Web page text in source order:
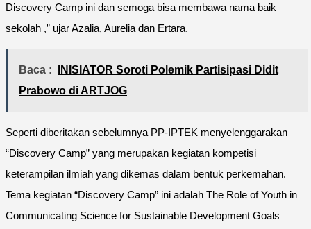
Discovery Camp ini dan semoga bisa membawa nama baik
sekolah ,” ujar Azalia, Aurelia dan Ertara.
Baca :
INISIATOR Soroti Polemik Partisipasi Didit
Prabowo di ARTJOG
Seperti diberitakan sebelumnya PP-IPTEK menyelenggarakan
“Discovery Camp” yang merupakan kegiatan kompetisi
keterampilan ilmiah yang dikemas dalam bentuk perkemahan.
Tema kegiatan “Discovery Camp” ini adalah The Role of Youth in
Communicating Science for Sustainable Development Goals